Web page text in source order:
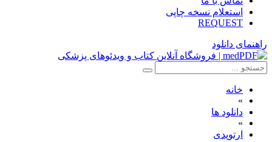
استعلام نسخه چاپی
REQUEST
راهنمای دانلود
خانه
»
دانلود ها
»
ارتوپدی